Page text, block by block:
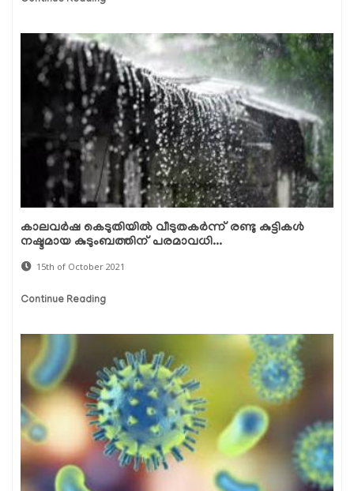
കാലവര്‍ഷ കെടുതിയില്‍ വീടുതകര്‍ന്ന് രണ്ടു കുട്ടികള്‍
നഷ്ടമായ കുടുംബത്തിന് പരമാവധി...
15th of October 2021
Continue Reading